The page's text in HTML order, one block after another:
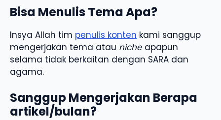
Bisa Menulis Tema Apa?
Insya Allah tim penulis konten kami sanggup
mengerjakan tema atau nicheapapun
selama tidak berkaitan dengan SARA dan
agama.
Sanggup Mengerjakan Berapa
artikel/bulan?